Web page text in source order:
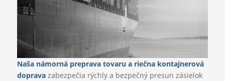
Naša námorná preprava tovaru a riečna kontajnerová
dopravazabezpečia rýchly a bezpečný presun zásielok